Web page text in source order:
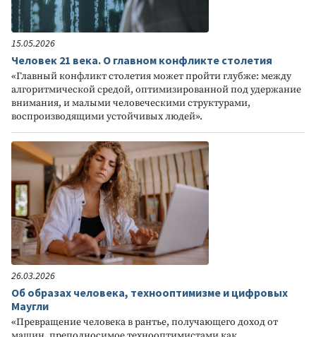
15.05.2026
Человек 21 века. О главном конфликте столетия
«Главный конфликт столетия может пройти глубже: между
алгоритмической средой, оптимизированной под удержание
внимания, и малыми человеческими структурами,
воспроизводящими устойчивых людей».
26.03.2026
Об образах человека, технооптимизме и цифровых
Маугли
«Превращение человека в рантье, получающего доход от